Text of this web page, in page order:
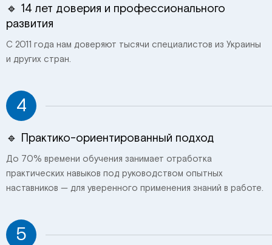
🔹 14 лет доверия и профессионального
развития
С 2011 года нам доверяют тысячи специалистов из Украины
и других стран.
4
🔹 Практико-ориентированный подход
До 70% времени обучения занимает отработка
практических навыков под руководством опытных
наставников — для уверенного применения знаний в работе.
5